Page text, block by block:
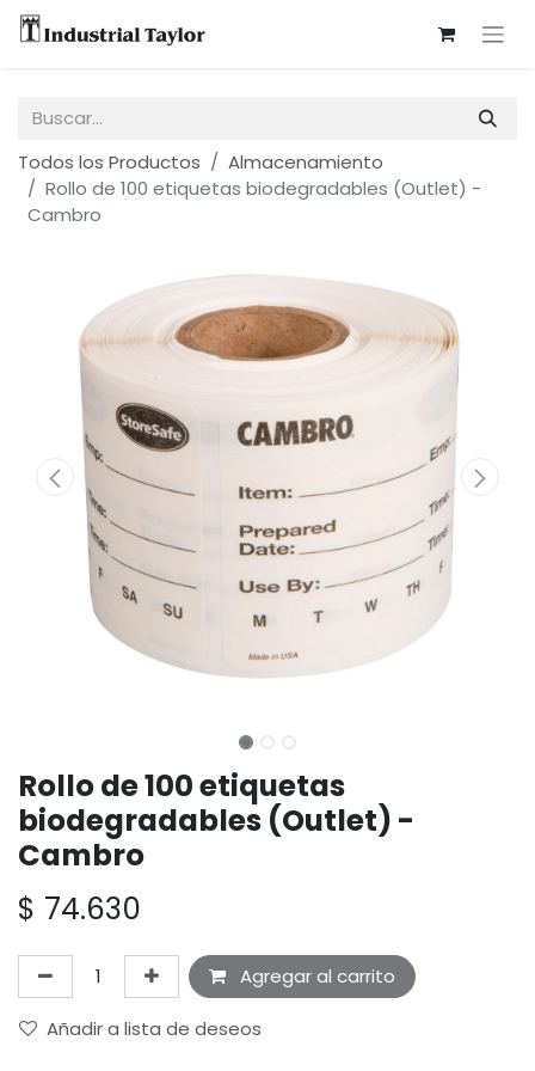
Todos los Productos
Almacenamiento
Rollo de 100 etiquetas biodegradables (Outlet) -
Cambro
Rollo de 100 etiquetas
biodegradables (Outlet) -
Cambro
$ 74.630
Agregar al carrito
Añadir a lista de deseos